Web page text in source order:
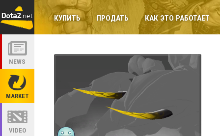
NEWS
MARKET
VIDEO
КУПИТЬ ПРОДАТЬ КАК ЭТО РАБОТАЕТ